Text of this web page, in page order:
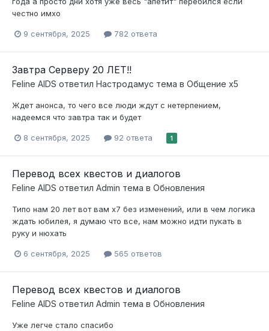
честно имхо
9 сентября, 2025 782 ответа
Завтра Серверу 20 ЛЕТ!!
Feline AIDS ответил Настродамус тема в Общение x5
Ждет анонса, то чего все люди ждут с нетерпением,
надеемся что завтра так и будет
8 сентября, 2025 92 ответа 1
Перевод всех квестов и диалогов
Feline AIDS ответил Admin тема в Обновления
Типо нам 20 лет вот вам х7 без изменений, или в чем логика
ждать юбилея, я думаю что все, нам можно идти пукать в
руку и нюхать
6 сентября, 2025 565 ответов
Перевод всех квестов и диалогов
Feline AIDS ответил Admin тема в Обновления
Уже легче стало спасибо